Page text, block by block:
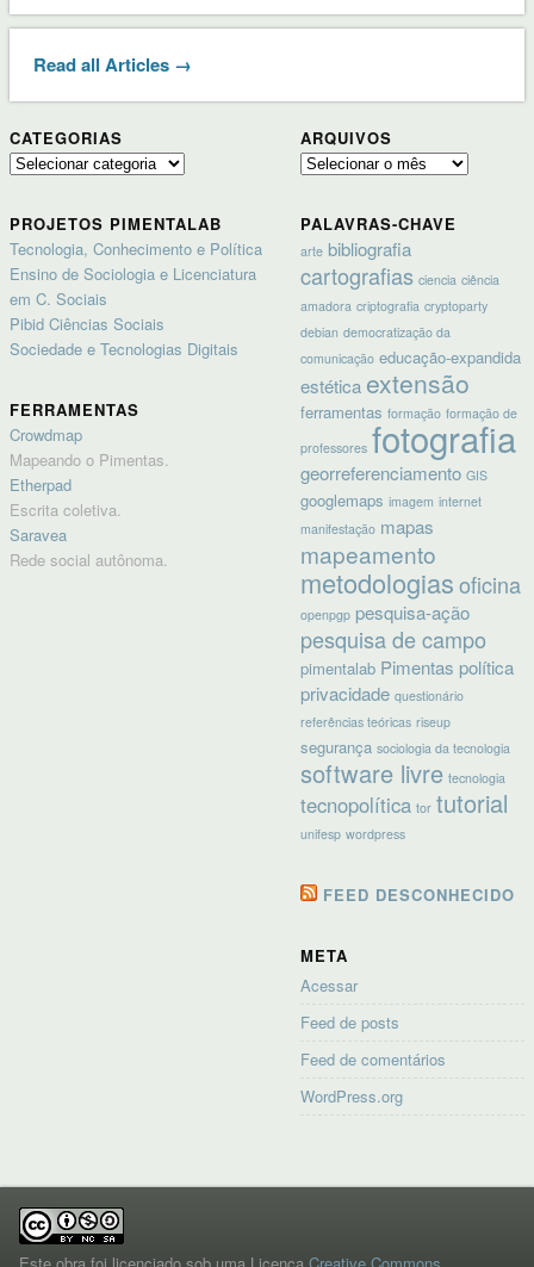
Read all Articles →
CATEGORIAS
Categorias
PROJETOS PIMENTALAB
Tecnologia, Conhecimento e Política
Ensino de Sociologia e Licenciatura
em C. Sociais
Pibid Ciências Sociais
Sociedade e Tecnologias Digitais
FERRAMENTAS
Crowdmap
Mapeando o Pimentas.
Etherpad
Escrita coletiva.
Saravea
Rede social autônoma.
ARQUIVOS
Arquivos
PALAVRAS-CHAVE
arte bibliografia
cartografias ciencia ciência
amadora criptografia cryptoparty
debian democratização da
comunicação educação-expandida
estética extensão
ferramentas formação formação de
professores fotografia
georreferenciamento GIS
googlemaps imagem internet
manifestação mapas
mapeamento
metodologias oficina
openpgp pesquisa-ação
pesquisa de campo
pimentalab Pimentas política
privacidade questionário
referências teóricas riseup
segurança sociologia da tecnologia
software livre tecnologia
tecnopolítica tor tutorial
unifesp wordpress
FEED DESCONHECIDO
META
Acessar
Feed de posts
Feed de comentários
WordPress.org